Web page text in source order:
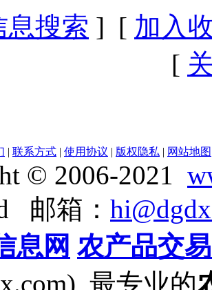
息搜索 ] [ 加入
[
| 联系方式 | 使用协议 | 版权隐私 | 网站地图
© 2006-2021
邮箱：
息网 农产品交
最专业的